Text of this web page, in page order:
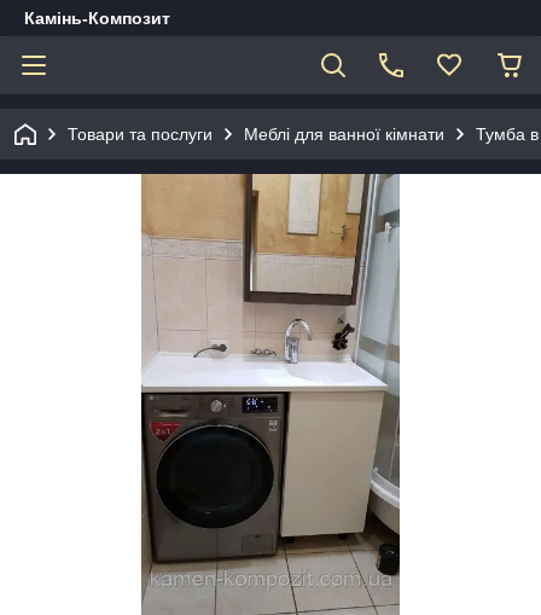
Камінь-Композит
Товари та послуги Меблі для ванної кімнати Тумба в